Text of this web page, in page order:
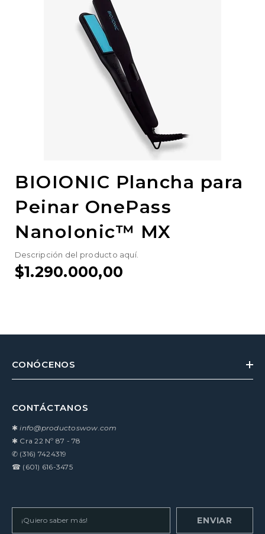
BIOIONIC Plancha para
Peinar OnePass
NanoIonic™ MX
Descripción del producto aquí.
$1.290.000,00
CONÓCENOS
CONTÁCTANOS
✱info@productoswow.com
✱ Cra 22 Nº 87 - 78
✆ (316) 7424319
☎ (601) 616-3475
ENVIAR